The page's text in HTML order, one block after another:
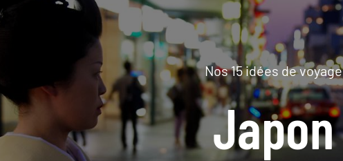
Nos 15 idées de voyage
Japon